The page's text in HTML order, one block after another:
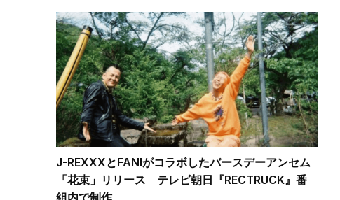
J-REXXXとFANIがコラボしたバースデーアンセム
「花束」リリース テレビ朝日『RECTRUCK』番
組内で制作